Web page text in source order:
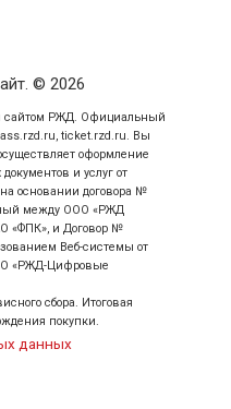
© 2026
сайтом РЖД. Официальный
ticket.rzd.ru. Вы
оформление
и услуг от
основании договора №
между ООО «РЖД
«ФПК», и Договор №
Веб-системы от
«РЖД-Цифровые
сбора. Итоговая
покупки.
данных